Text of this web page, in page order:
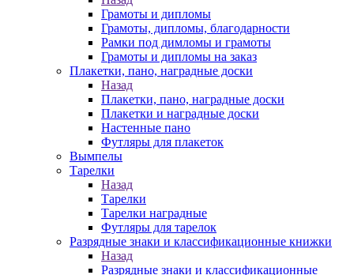
Грамоты и дипломы
Грамоты, дипломы, благодарности
Рамки под димломы и грамоты
Грамоты и дипломы на заказ
Плакетки, пано, наградные доски
Назад
Плакетки, пано, наградные доски
Плакетки и наградные доски
Настенные пано
Футляры для плакеток
Вымпелы
Тарелки
Назад
Тарелки
Тарелки наградные
Футляры для тарелок
Разрядные знаки и классификационные книжки
Назад
Разрядные знаки и классификационные